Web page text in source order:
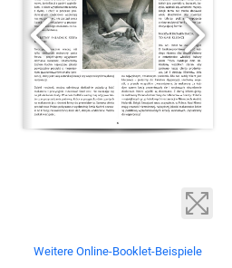
Weitere Online-Booklet-Beispiele